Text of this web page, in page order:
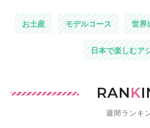
お土産 モデルコース 世界
日本で楽しむア
RANK
週間ランキ